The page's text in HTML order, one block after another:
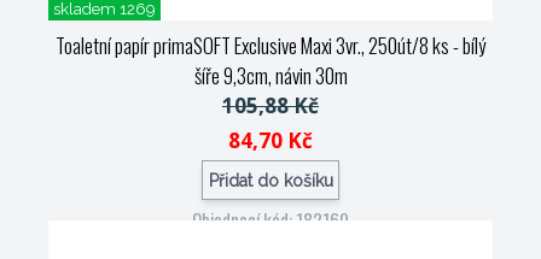
skladem 1269
Toaletní papír primaSOFT Exclusive Maxi 3vr., 250út/8 ks - bílý
šíře 9,3cm, návin 30m
105,88 Kč
84,70 Kč
Přidat do košíku
Objednací kód: 182160